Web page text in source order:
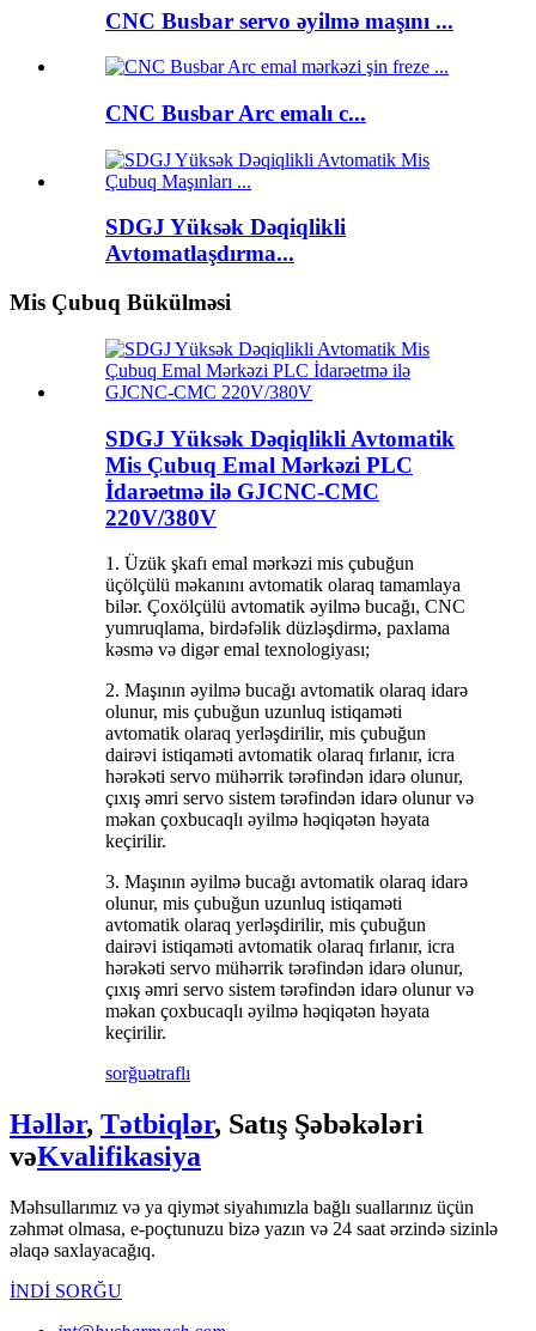
CNC Busbar servo əyilmə maşını ...
CNC Busbar Arc emalı c...
SDGJ Yüksək Dəqiqlikli
Avtomatlaşdırma...
Mis Çubuq Bükülməsi
SDGJ Yüksək Dəqiqlikli Avtomatik
Mis Çubuq Emal Mərkəzi PLC
İdarəetmə ilə GJCNC-CMC
220V/380V
1. Üzük şkafı emal mərkəzi mis çubuğun
üçölçülü məkanını avtomatik olaraq tamamlaya
bilər. Çoxölçülü avtomatik əyilmə bucağı, CNC
yumruqlama, birdəfəlik düzləşdirmə, paxlama
kəsmə və digər emal texnologiyası;
2. Maşının əyilmə bucağı avtomatik olaraq idarə
olunur, mis çubuğun uzunluq istiqaməti
avtomatik olaraq yerləşdirilir, mis çubuğun
dairəvi istiqaməti avtomatik olaraq fırlanır, icra
hərəkəti servo mühərrik tərəfindən idarə olunur,
çıxış əmri servo sistem tərəfindən idarə olunur və
məkan çoxbucaqlı əyilmə həqiqətən həyata
keçirilir.
3. Maşının əyilmə bucağı avtomatik olaraq idarə
olunur, mis çubuğun uzunluq istiqaməti
avtomatik olaraq yerləşdirilir, mis çubuğun
dairəvi istiqaməti avtomatik olaraq fırlanır, icra
hərəkəti servo mühərrik tərəfindən idarə olunur,
çıxış əmri servo sistem tərəfindən idarə olunur və
məkan çoxbucaqlı əyilmə həqiqətən həyata
keçirilir.
sorğuətraflı
Həllər, Tətbiqlər, Satış Şəbəkələri
vəKvalifikasiya
Məhsullarımız və ya qiymət siyahımızla bağlı suallarınız üçün
zəhmət olmasa, e-poçtunuzu bizə yazın və 24 saat ərzində sizinlə
əlaqə saxlayacağıq.
İNDİ SORĞU